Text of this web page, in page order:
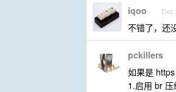
iqoo Dec
不错了，还
pckillers
如果是
1.启用 br 压